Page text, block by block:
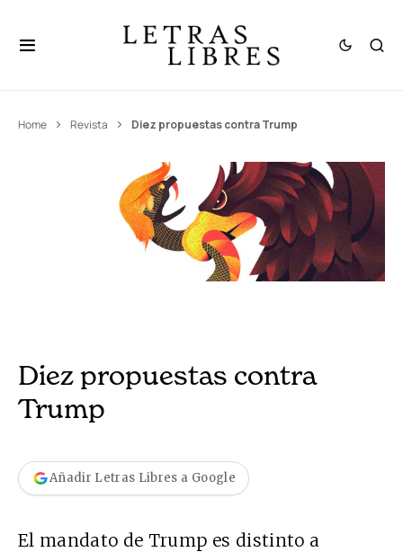
Home Revista Diez propuestas contra Trump
Diez propuestas contra
Trump
Añadir Letras Libres a Google
El mandato de Trump es distinto a